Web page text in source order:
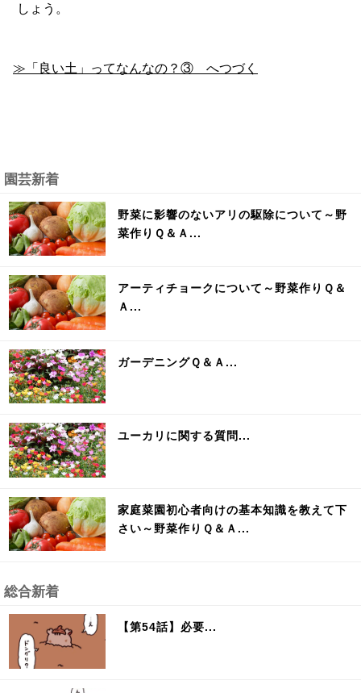
しょう。
≫「良い土」ってなんなの？③ へつづく
園芸新着
野菜に影響のないアリの駆除について～野
菜作りＱ＆Ａ...
アーティチョークについて～野菜作りＱ＆
Ａ...
ガーデニングＱ＆Ａ...
ユーカリに関する質問...
家庭菜園初心者向けの基本知識を教えて下
さい～野菜作りＱ＆Ａ...
総合新着
【第54話】必要...